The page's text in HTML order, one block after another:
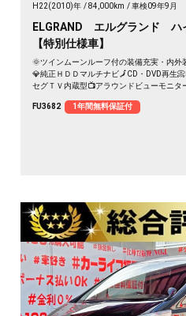
H22(2010)年 84,000km 車検09年9月
ELGRAND エルグランド ハ
【特別仕様車】
🌞ツインムーンルーフ付の装備充実・内
💎純正ＨＤＤマルチナビ🗾CD・DVD再生
セグＴＶ内蔵型📺アラウンドビューモニタ
リップダウンモニター搭載📺🚗両側パワー
FU3682 1年間無料保証付